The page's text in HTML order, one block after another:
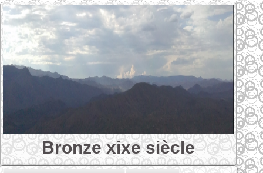
Bronze xixe siècle